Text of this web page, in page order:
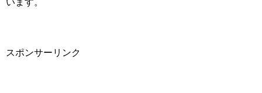
います。
スポンサーリンク